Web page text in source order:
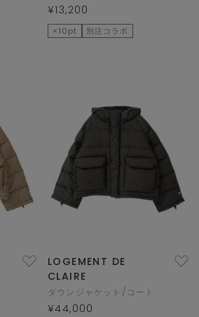
¥13,200
×10pt 別注コラボ
LOGEMENT DE
CLAIRE
ダウンジャケット/コート
¥44,000